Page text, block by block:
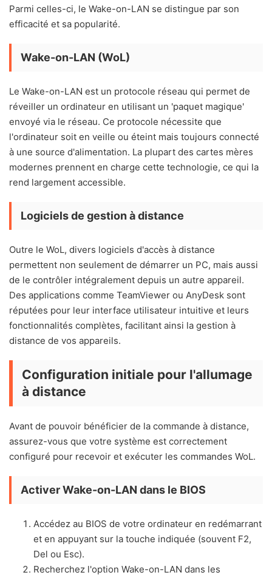
Parmi celles-ci, le Wake-on-LAN se distingue par son
efficacité et sa popularité.
Wake-on-LAN (WoL)
Le Wake-on-LAN est un protocole réseau qui permet de
réveiller un ordinateur en utilisant un 'paquet magique'
envoyé via le réseau. Ce protocole nécessite que
l'ordinateur soit en veille ou éteint mais toujours connecté
à une source d'alimentation. La plupart des cartes mères
modernes prennent en charge cette technologie, ce qui la
rend largement accessible.
Logiciels de gestion à distance
Outre le WoL, divers logiciels d'accès à distance
permettent non seulement de démarrer un PC, mais aussi
de le contrôler intégralement depuis un autre appareil.
Des applications comme TeamViewer ou AnyDesk sont
réputées pour leur interface utilisateur intuitive et leurs
fonctionnalités complètes, facilitant ainsi la gestion à
distance de vos appareils.
Configuration initiale pour l'allumage
à distance
Avant de pouvoir bénéficier de la commande à distance,
assurez-vous que votre système est correctement
configuré pour recevoir et exécuter les commandes WoL.
Activer Wake-on-LAN dans le BIOS
Accédez au BIOS de votre ordinateur en redémarrant
et en appuyant sur la touche indiquée (souvent F2,
Del ou Esc).
Recherchez l'option Wake-on-LAN dans les